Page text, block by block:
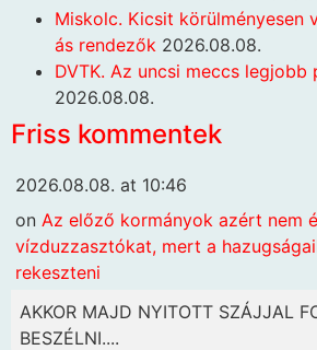
Miskolc. Kicsit körülményesen
ás rendezők 2026.08.08.
DVTK. Az uncsi meccs legjobb
2026.08.08.
Friss kommentek
2026.08.08. at 10:46
on Az előző kormányok azért nem
vízduzzasztókat, mert a
rekeszteni
AKKOR MAJD NYITOTT SZÁJJAL
BESZÉLNI....